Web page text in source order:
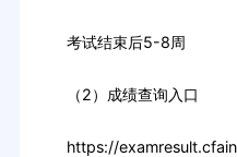
考试结束后5-8周
（2）成绩查询入口
https://